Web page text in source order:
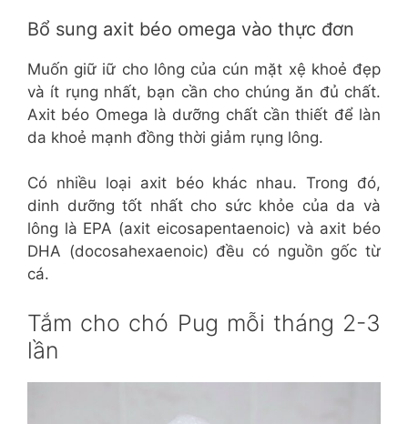
Bổ sung axit béo omega vào thực đơn
Muốn giữ iữ cho lông của cún mặt xệ khoẻ đẹp
và ít rụng nhất, bạn cần cho chúng ăn đủ chất.
Axit béo Omega là dưỡng chất cần thiết để làn
da khoẻ mạnh đồng thời giảm rụng lông.
Có nhiều loại axit béo khác nhau. Trong đó,
dinh dưỡng tốt nhất cho sức khỏe của da và
lông là EPA (axit eicosapentaenoic) và axit béo
DHA (docosahexaenoic) đều có nguồn gốc từ
cá.
Tắm cho chó Pug mỗi tháng 2-3
lần